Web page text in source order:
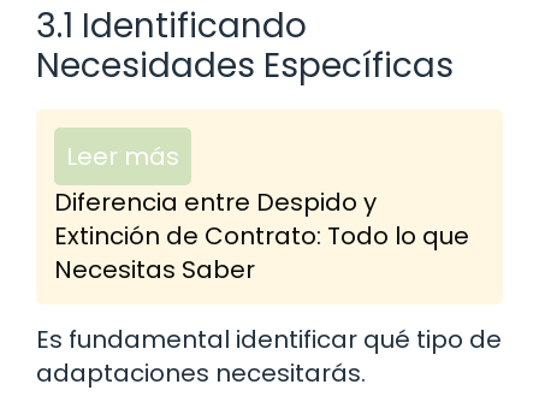
3.1 Identificando
Necesidades Específicas
Leer más
Diferencia entre Despido y
Extinción de Contrato: Todo lo que
Necesitas Saber
Es fundamental identificar qué tipo de
adaptaciones necesitarás.